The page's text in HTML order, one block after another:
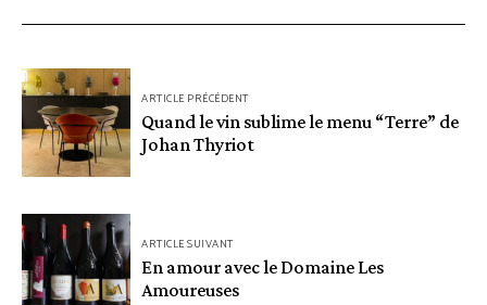
Navigation
de
l’article
ARTICLE PRÉCÉDENT
Quand le vin sublime le menu “Terre” de
Johan Thyriot
ARTICLE SUIVANT
En amour avec le Domaine Les
Amoureuses